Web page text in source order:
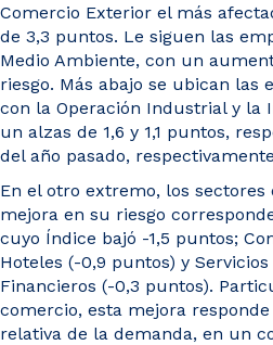
Comercio Exterior el más
de 3,3 puntos. Le siguen las
Medio Ambiente, con un
riesgo. Más abajo se ubican las
con la Operación Industrial y la
un alzas de 1,6 y 1,1 puntos,
del año pasado,
En el otro extremo, los
mejora en su riesgo
cuyo Índice bajó -1,5 puntos;
Hoteles (-0,9 puntos) y
Financieros (-0,3 puntos).
comercio, esta mejora
relativa de la demanda, en un